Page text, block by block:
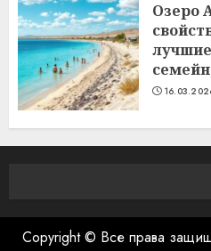
Озеро
Copyright © Все права